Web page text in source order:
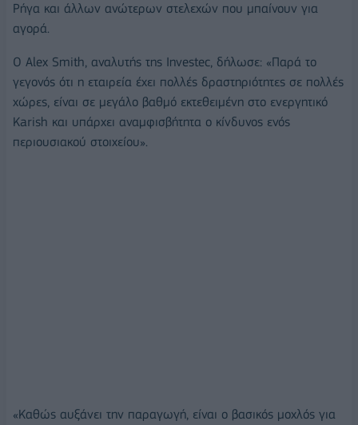
Ρήγα και άλλων ανώτερων στελεχών που μπαίνουν για
αγορά.
Ο Alex Smith, αναλυτής της Investec, δήλωσε: «Παρά το
γεγονός ότι η εταιρεία έχει πολλές δραστηριότητες σε πολλές
χώρες, είναι σε μεγάλο βαθμό εκτεθειμένη στο ενεργητικό
Karish και υπάρχει αναμφισβήτητα ο κίνδυνος ενός
περιουσιακού στοιχείου».
«Καθώς αυξάνει την παραγωγή, είναι ο βασικός μοχλός για